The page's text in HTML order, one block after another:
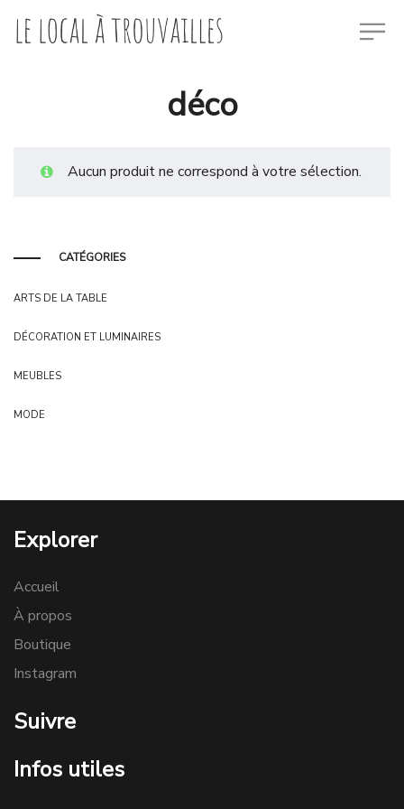
déco
Aucun produit ne correspond à votre sélection.
CATÉGORIES
ARTS DE LA TABLE
DÉCORATION ET LUMINAIRES
MEUBLES
MODE
Explorer
Accueil
À propos
Boutique
Instagram
Suivre
Infos utiles